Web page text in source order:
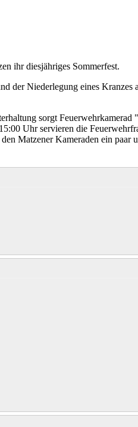
ihr diesjähriges Sommerfest.
der Niederlegung eines
sorgt
Uhr servieren die
Matzener Kameraden ein paar